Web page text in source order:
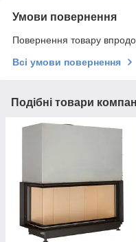
Умови повернення
Повернення товару
Всі умови повернення
Подібні товари